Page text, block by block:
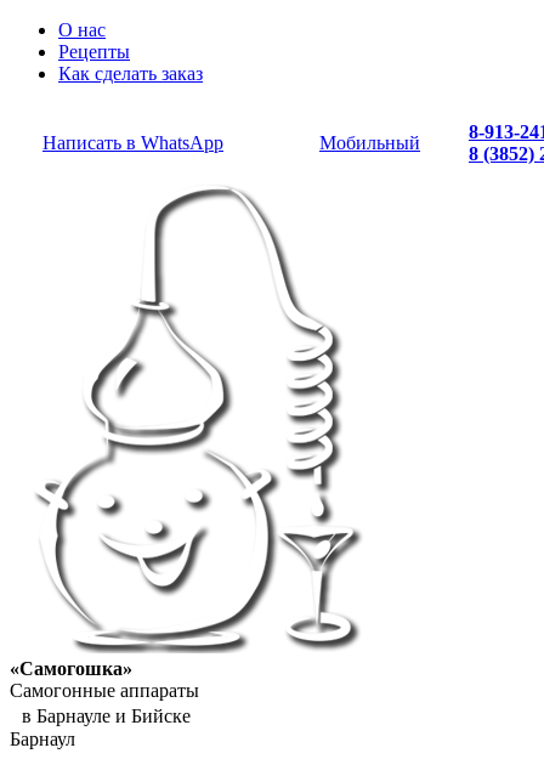
О нас
Рецепты
Как сделать заказ
Написать в WhatsApp Мобильный
8-913-
8 (3852)
«Самогошка»
Самогонные аппараты
в Барнауле и Бийске
Барнаул